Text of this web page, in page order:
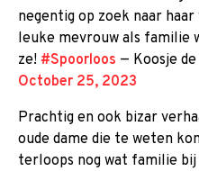
negentig op zoek naar
leuke mevrouw als familie
ze! #Spoorloos — Koosje de
October 25, 2023
Prachtig en ook bizar
oude dame die te weten
terloops nog wat familie